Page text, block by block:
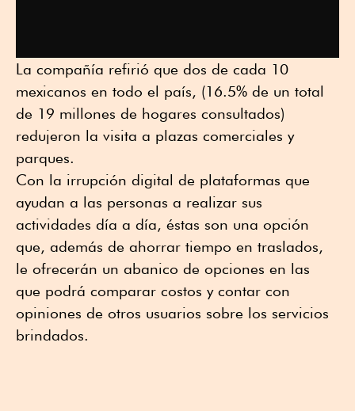
La compañía refirió que dos de cada 10
mexicanos en todo el país, (16.5% de un total
de 19 millones de hogares consultados)
redujeron la visita a plazas comerciales y
parques.
Con la irrupción digital de plataformas que
ayudan a las personas a realizar sus
actividades día a día, éstas son una opción
que, además de ahorrar tiempo en traslados,
le ofrecerán un abanico de opciones en las
que podrá comparar costos y contar con
opiniones de otros usuarios sobre los servicios
brindados.